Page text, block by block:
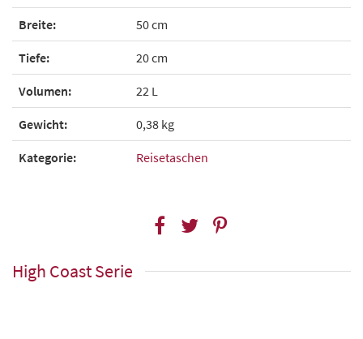
Breite: 50 cm
Tiefe: 20 cm
Volumen: 22 L
Gewicht: 0,38 kg
Kategorie: Reisetaschen
High Coast Serie